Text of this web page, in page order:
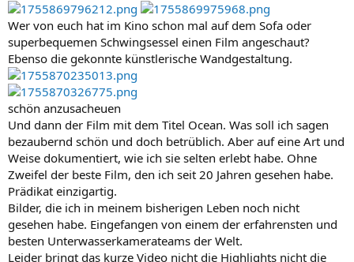
Wer von euch hat im Kino schon mal auf dem Sofa oder
superbequemen Schwingsessel einen Film angeschaut?
Ebenso die gekonnte künstlerische Wandgestaltung.
schön anzusacheuen
Und dann der Film mit dem Titel Ocean. Was soll ich sagen
bezaubernd schön und doch betrüblich. Aber auf eine Art und
Weise dokumentiert, wie ich sie selten erlebt habe. Ohne
Zweifel der beste Film, den ich seit 20 Jahren gesehen habe.
Prädikat einzigartig.
Bilder, die ich in meinem bisherigen Leben noch nicht
gesehen habe. Eingefangen von einem der erfahrensten und
besten Unterwasserkamerateams der Welt.
Leider bringt das kurze Video nicht die Highlights nicht die